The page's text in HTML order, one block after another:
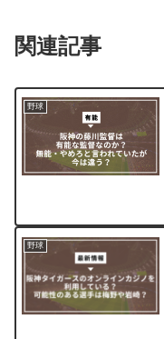
関連記事
野球
野球